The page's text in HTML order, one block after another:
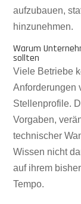
aufzubauen,
hinzunehmen.
Warum
sollten
Viele Betriebe
Anforderungen
Stellenprofile.
Vorgaben,
technischer
Wissen nicht
auf ihrem
Tempo.